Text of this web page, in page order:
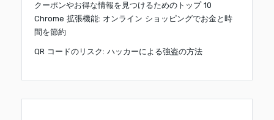
クーポンやお得な情報を見つけるためのトップ 10
Chrome 拡張機能: オンライン ショッピングでお金と時
間を節約
QR コードのリスク: ハッカーによる強盗の方法